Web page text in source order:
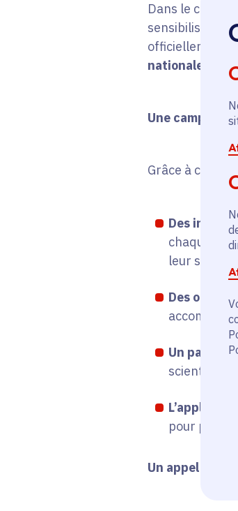
Dans le cadre
sensibiliser les
officiellement
nationale de
Une
Grâce à cette
Des
chaque
leur santé.
Des outils
Un
scientifique
pour
Un appel à